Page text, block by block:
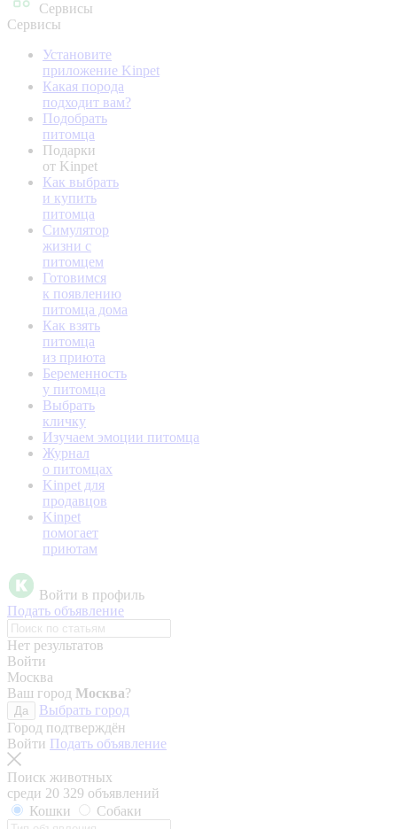
Сервисы
Сервисы
Установите
приложение Kinpet
Какая порода
подходит вам?
Подобрать
питомца
Подарки
от Kinpet
Как выбрать
и купить
питомца
Симулятор
жизни с
питомцем
Готовимся
к появлению
питомца дома
Как взять
питомца
из приюта
Беременность
у питомца
Выбрать
кличку
Изучаем эмоции питомца
Журнал
о питомцах
Kinpet для
продавцов
Kinpet
помогает
приютам
Войти в профиль
Подать объявление
Нет результатов
Войти
Москва
Ваш город Москва?
Да
Выбрать город
Город подтверждён
Войти Подать объявление
Поиск животных
среди 20 329 объявлений
Кошки
Собаки